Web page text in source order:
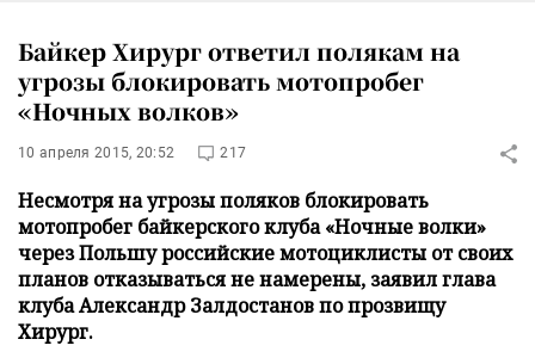
Байкер Хирург ответил полякам на
угрозы блокировать мотопробег
«Ночных волков»
10 апреля 2015, 20:52 217
Несмотря на угрозы поляков блокировать
мотопробег байкерского клуба «Ночные волки»
через Польшу российские мотоциклисты от своих
планов отказываться не намерены, заявил глава
клуба Александр Залдостанов по прозвищу
Хирург.